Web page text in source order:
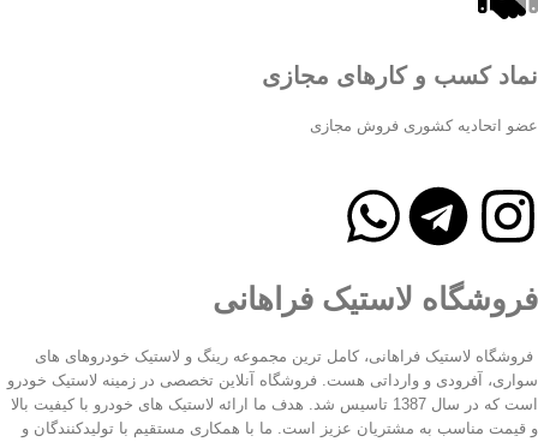
نماد کسب و کارهای مجازی
عضو اتحادیه کشوری فروش مجازی
فروشگاه لاستیک فراهانی
فروشگاه لاستیک فراهانی، کامل ترین مجموعه رینگ و لاستیک خودروهای های
سواری، آفرودی و وارداتی هست. فروشگاه آنلاین تخصصی در زمینه لاستیک خودرو
است که در سال 1387 تاسیس شد. هدف ما ارائه لاستیک های خودرو با کیفیت بالا
و قیمت مناسب به مشتریان عزیز است. ما با همکاری مستقیم با تولیدکنندگان و